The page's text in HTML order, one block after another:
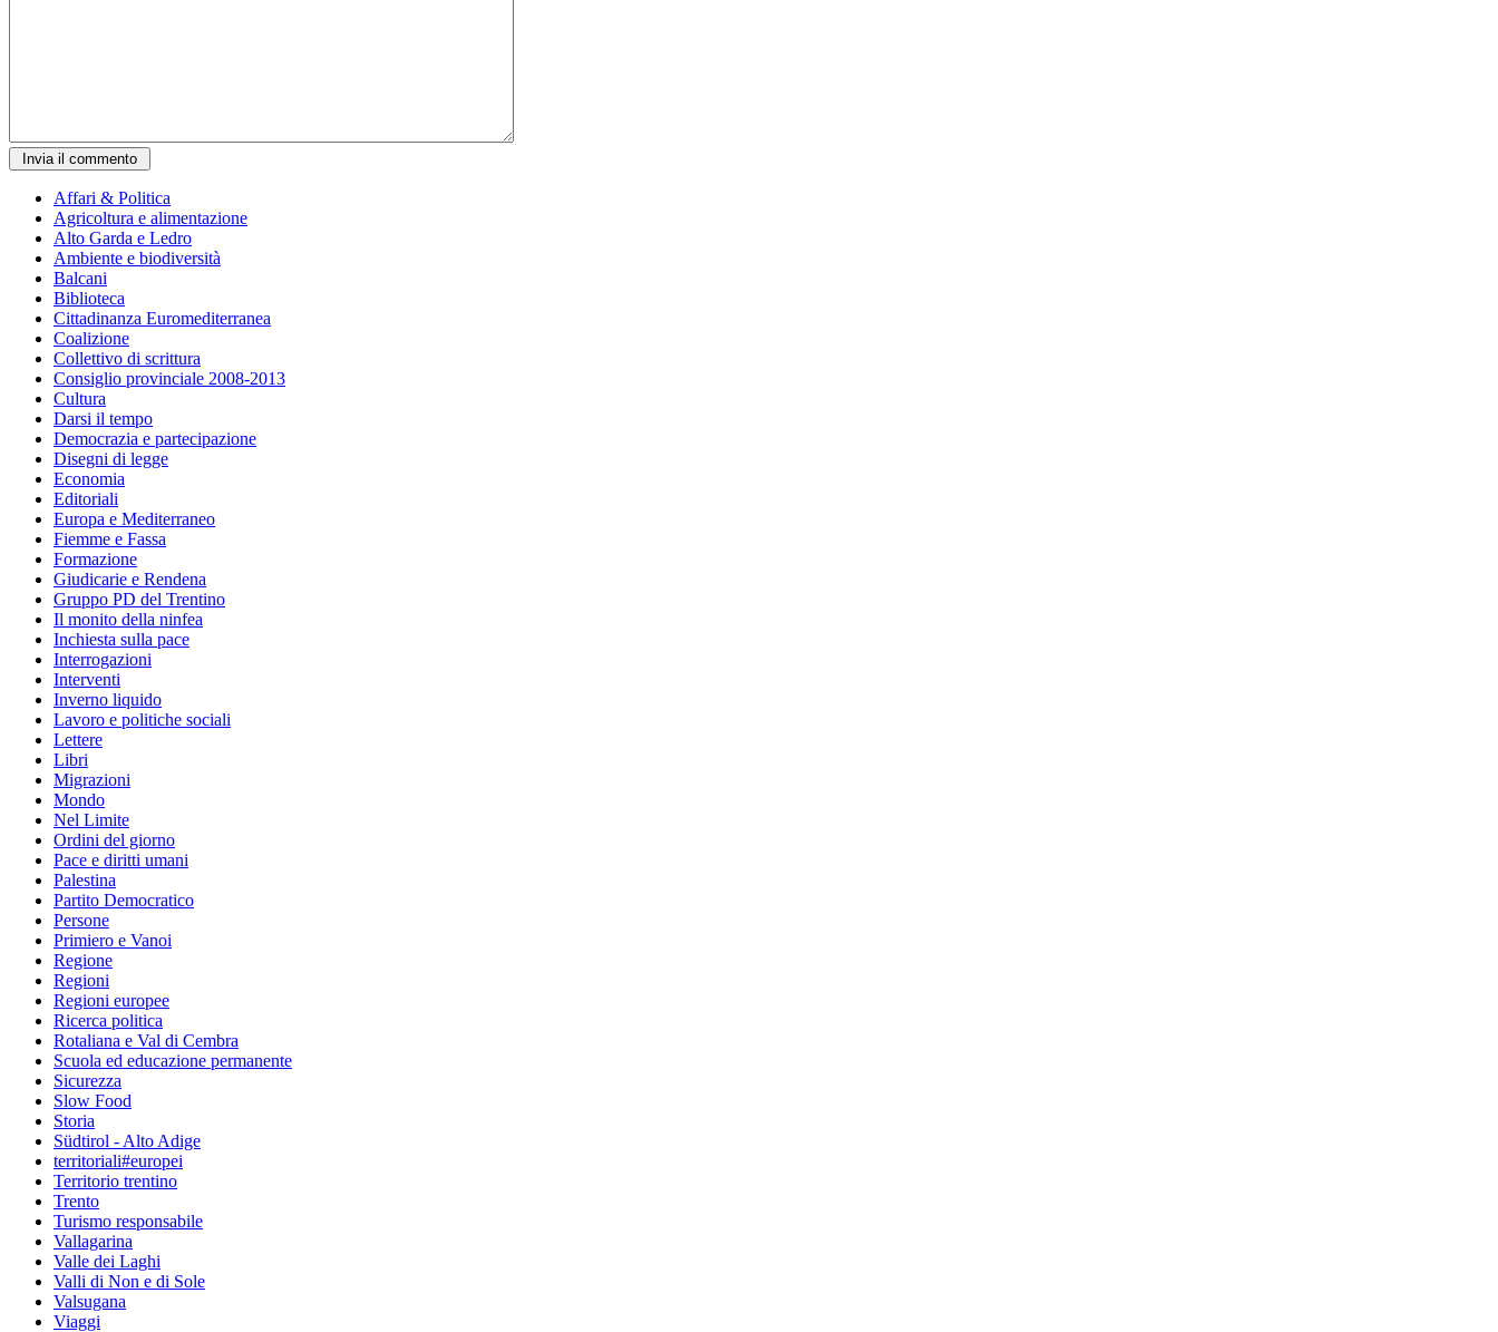
Affari & Politica
Agricoltura e alimentazione
Alto Garda e Ledro
Ambiente e biodiversità
Balcani
Biblioteca
Cittadinanza Euromediterranea
Coalizione
Collettivo di scrittura
Consiglio provinciale 2008-2013
Cultura
Darsi il tempo
Democrazia e partecipazione
Disegni di legge
Economia
Editoriali
Europa e Mediterraneo
Fiemme e Fassa
Formazione
Giudicarie e Rendena
Gruppo PD del Trentino
Il monito della ninfea
Inchiesta sulla pace
Interrogazioni
Interventi
Inverno liquido
Lavoro e politiche sociali
Lettere
Libri
Migrazioni
Mondo
Nel Limite
Ordini del giorno
Pace e diritti umani
Palestina
Partito Democratico
Persone
Primiero e Vanoi
Regione
Regioni
Regioni europee
Ricerca politica
Rotaliana e Val di Cembra
Scuola ed educazione permanente
Sicurezza
Slow Food
Storia
Südtirol - Alto Adige
territoriali#europei
Territorio trentino
Trento
Turismo responsabile
Vallagarina
Valle dei Laghi
Valli di Non e di Sole
Valsugana
Viaggi